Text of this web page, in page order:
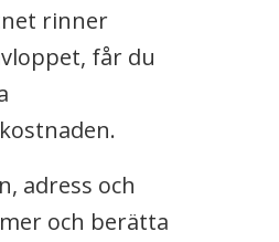
rinner
får du
adress och
och berätta